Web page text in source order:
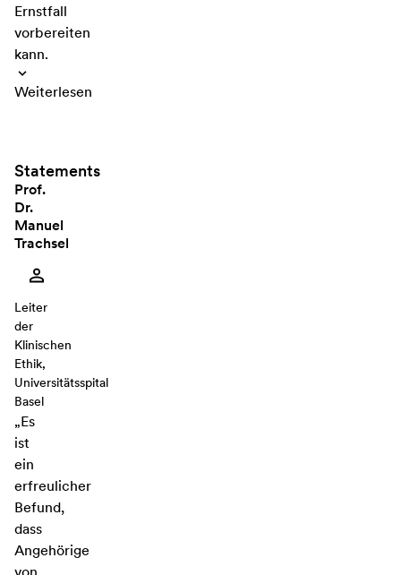
Ernstfall
vorbereiten
kann.
Weiterlesen
Statements
Prof.
Dr.
Manuel
Trachsel
Leiter
der
Klinischen
Ethik,
Universitätsspital
Basel
„Es
ist
ein
erfreulicher
Befund,
dass
Angehörige